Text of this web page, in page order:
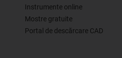
Instrumente online
Mostre gratuite
Portal de descărcare CAD